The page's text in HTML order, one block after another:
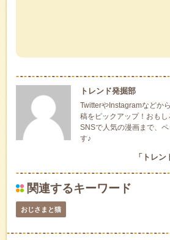
トレンド発掘部
TwitterやInstagramなどか
稿をピックアップ！おもし
SNSで人気の漫画まで、
す♪
「トレ
関連するキーワード
おじさまと猫